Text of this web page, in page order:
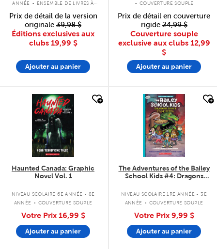
ANNÉE
ENSEMBLE DE LIVRES À
Prix de détail de la version
originale 39,98 $
Éditions exclusives aux
clubs 19,99 $
Ajouter au panier
COUVERTURE SOUPLE
Prix de détail en couverture
rigide24,99 $
Couverture souple
exclusive aux clubs 12,99
$
Ajouter au panier
quick look
Haunted Canada: Graphic
Novel Vol. 1
NIVEAU SCOLAIRE 6E ANNÉE - 8E
ANNÉE . COUVERTURE SOUPLE
Votre Prix 16,99 $
Ajouter au panier
quick look
The Adventures of the Bailey
School Kids #4: Dragons
NIVEAU SCOLAIRE 1RE ANNÉE - 3E
ANNÉE . COUVERTURE SOUPLE
Votre Prix 9,99 $
Ajouter au panier